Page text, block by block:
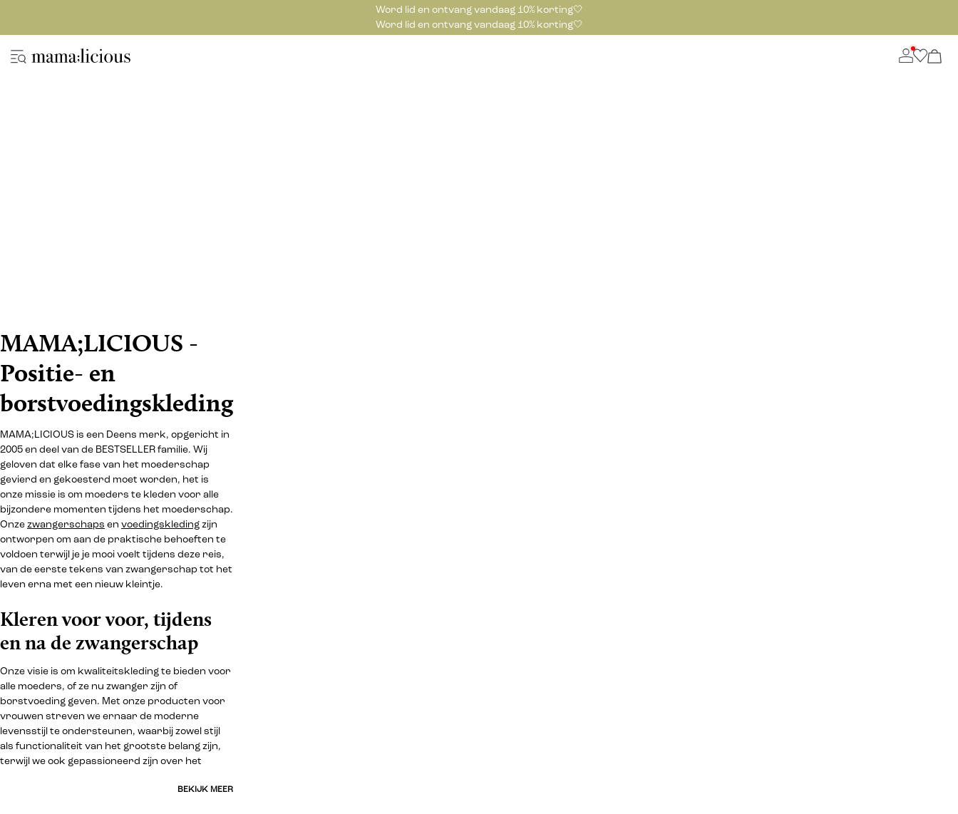
Word lid en ontvang vandaag 10% korting🤍
Word lid en ontvang vandaag 10% korting🤍
MAMA;LICIOUS -
Positie- en
borstvoedingskleding
MAMA;LICIOUS is een Deens merk, opgericht in
2005 en deel van de BESTSELLER familie. Wij
geloven dat elke fase van het moederschap
gevierd en gekoesterd moet worden, het is
onze missie is om moeders te kleden voor alle
bijzondere momenten tijdens het moederschap.
Onze zwangerschaps en voedingskleding zijn
ontworpen om aan de praktische behoeften te
voldoen terwijl je je mooi voelt tijdens deze reis,
van de eerste tekens van zwangerschap tot het
leven erna met een nieuw kleintje.
Kleren voor voor, tijdens
en na de zwangerschap
Onze visie is om kwaliteitskleding te bieden voor
alle moeders, of ze nu zwanger zijn of
borstvoeding geven. Met onze producten voor
vrouwen streven we ernaar de moderne
levensstijl te ondersteunen, waarbij zowel stijl
als functionaliteit van het grootste belang zijn,
terwijl we ook gepassioneerd zijn over het
BEKIJK MEER